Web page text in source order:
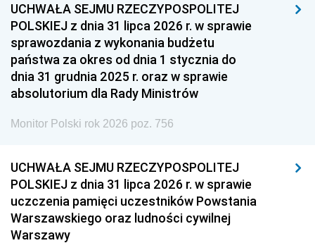
UCHWAŁA SEJMU RZECZYPOSPOLITEJ
POLSKIEJ z dnia 31 lipca 2026 r. w sprawie
sprawozdania z wykonania budżetu
państwa za okres od dnia 1 stycznia do
dnia 31 grudnia 2025 r. oraz w sprawie
absolutorium dla Rady Ministrów
Monitor Polski rok 2026 poz. 756
UCHWAŁA SEJMU RZECZYPOSPOLITEJ
POLSKIEJ z dnia 31 lipca 2026 r. w sprawie
uczczenia pamięci uczestników Powstania
Warszawskiego oraz ludności cywilnej
Warszawy